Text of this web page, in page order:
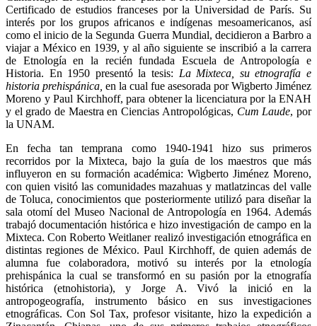
Certificado de estudios franceses por la Universidad de París. Su
interés por los grupos africanos e indígenas mesoamericanos, así
como el inicio de la Segunda Guerra Mundial, decidieron a Barbro a
viajar a México en 1939, y al año siguiente se inscribió a la carrera
de Etnología en la recién fundada Escuela de Antropología e
Historia. En 1950 presentó la tesis: La Mixteca, su etnografía e
historia prehispánica, en la cual fue asesorada por Wigberto Jiménez
Moreno y Paul Kirchhoff, para obtener la licenciatura por la ENAH
y el grado de Maestra en Ciencias Antropológicas, Cum Laude, por
la UNAM.
En fecha tan temprana como 1940-1941 hizo sus primeros
recorridos por la Mixteca, bajo la guía de los maestros que más
influyeron en su formación académica: Wigberto Jiménez Moreno,
con quien visitó las comunidades mazahuas y matlatzincas del valle
de Toluca, conocimientos que posteriormente utilizó para diseñar la
sala otomí del Museo Nacional de Antropología en 1964. Además
trabajó documentación histórica e hizo investigación de campo en la
Mixteca. Con Roberto Weitlaner realizó investigación etnográfica en
distintas regiones de México. Paul Kirchhoff, de quien además de
alumna fue colaboradora, motivó su interés por la etnología
prehispánica la cual se transformó en su pasión por la etnografía
histórica (etnohistoria), y Jorge A. Vivó la inició en la
antropogeografía, instrumento básico en sus investigaciones
etnográficas. Con Sol Tax, profesor visitante, hizo la expedición a